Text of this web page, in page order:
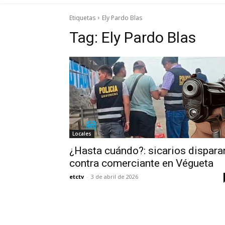
Etiquetas Ely Pardo Blas
Tag: Ely Pardo Blas
Locales
¿Hasta cuándo?: sicarios
contra comerciante en Végueta
etctv - 3 de abril de 2026